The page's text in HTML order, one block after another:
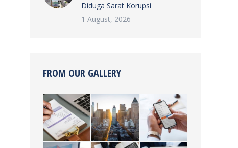
Diduga Sarat Korupsi
1 August, 2026
FROM OUR GALLERY